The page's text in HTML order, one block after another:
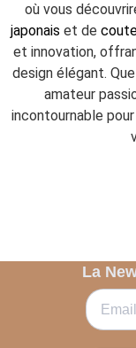
où vous
japonais et de
et innovation,
design élégant.
amateur
incontournable
La